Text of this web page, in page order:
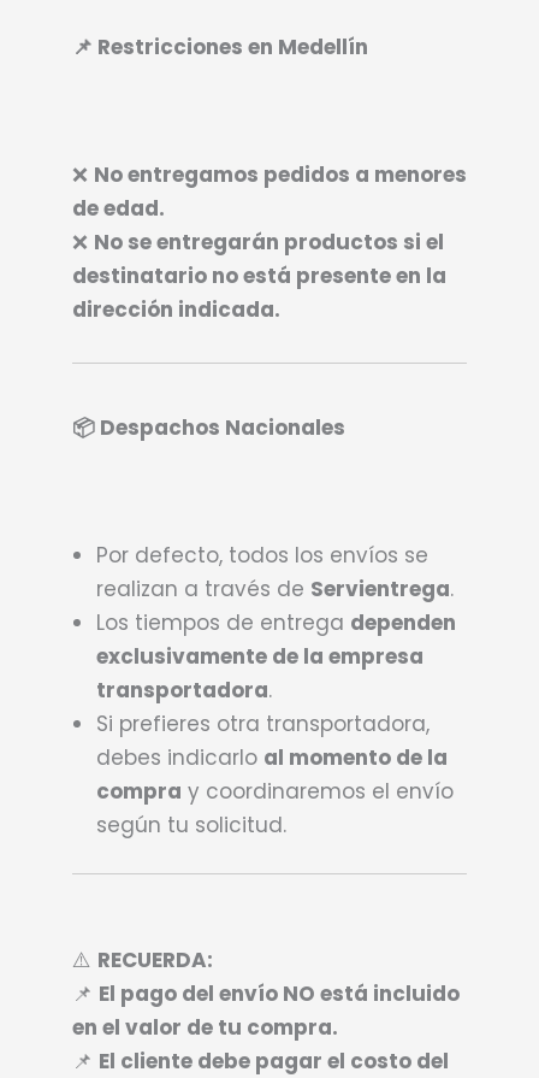
📌 Restricciones en Medellín
❌ No entregamos pedidos a menores
de edad.
❌ No se entregarán productos si el
destinatario no está presente en la
dirección indicada.
📦 Despachos Nacionales
Por defecto, todos los envíos se
realizan a través de Servientrega.
Los tiempos de entrega dependen
exclusivamente de la empresa
transportadora.
Si prefieres otra transportadora,
debes indicarlo al momento de la
compra y coordinaremos el envío
según tu solicitud.
⚠️ RECUERDA:
📌 El pago del envío NO está incluido
en el valor de tu compra.
📌 El cliente debe pagar el costo del